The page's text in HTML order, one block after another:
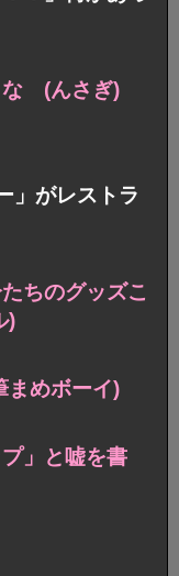
な (んさぎ)
」がレストラ
ちのグッズこ
)
めボーイ)
」と嘘を書